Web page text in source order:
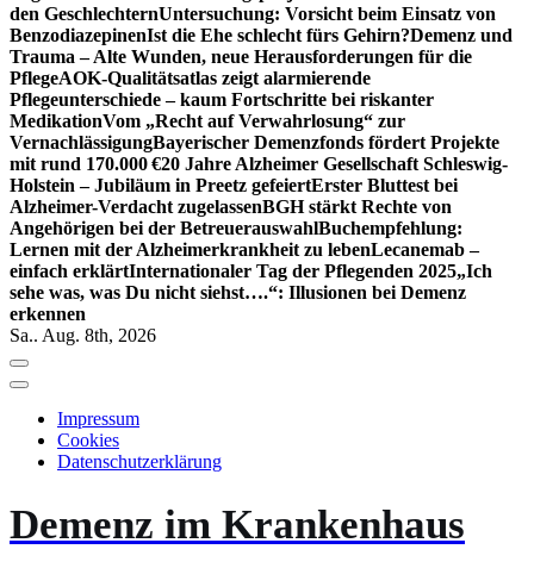
den GeschlechternUntersuchung: Vorsicht beim Einsatz von
BenzodiazepinenIst die Ehe schlecht fürs Gehirn?Demenz und
Trauma – Alte Wunden, neue Herausforderungen für die
PflegeAOK-Qualitätsatlas zeigt alarmierende
Pflegeunterschiede – kaum Fortschritte bei riskanter
MedikationVom „Recht auf Verwahrlosung“ zur
VernachlässigungBayerischer Demenzfonds fördert Projekte
mit rund 170.000 €20 Jahre Alzheimer Gesellschaft Schleswig-
Holstein – Jubiläum in Preetz gefeiertErster Bluttest bei
Alzheimer-Verdacht zugelassenBGH stärkt Rechte von
Angehörigen bei der BetreuerauswahlBuchempfehlung:
Lernen mit der Alzheimerkrankheit zu lebenLecanemab –
einfach erklärtInternationaler Tag der Pflegenden 2025„Ich
sehe was, was Du nicht siehst….“: Illusionen bei Demenz
erkennen
Sa.. Aug. 8th, 2026
Impressum
Cookies
Datenschutzerklärung
Demenz im Krankenhaus